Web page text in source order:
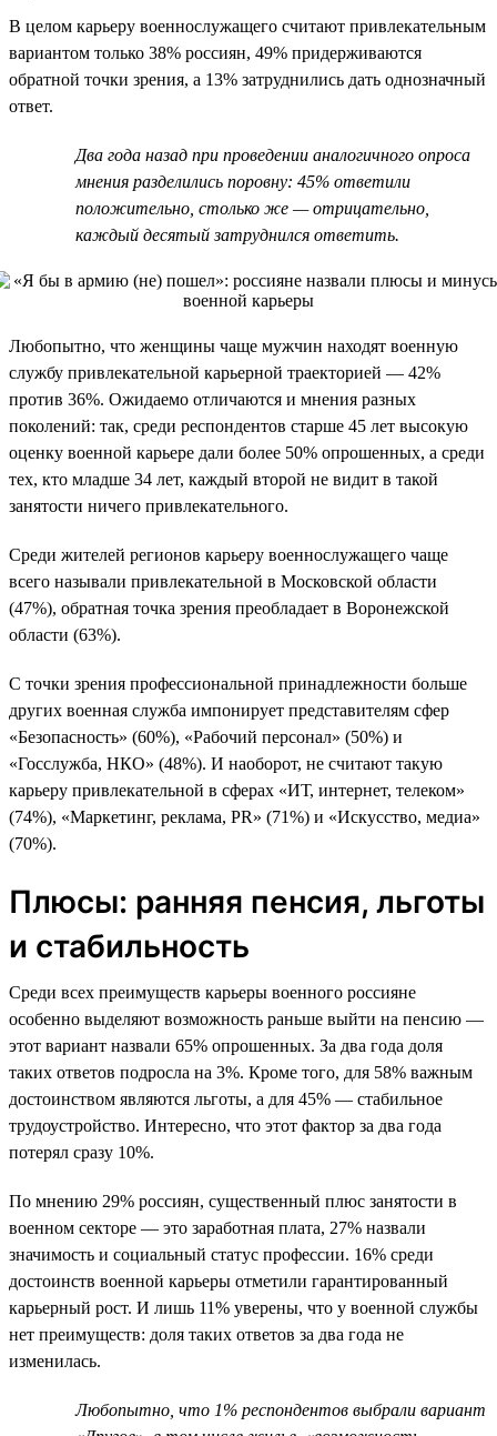
В целом карьеру военнослужащего считают привлекательным
вариантом только 38% россиян, 49% придерживаются
обратной точки зрения, а 13% затруднились дать однозначный
ответ.
Два года назад при проведении аналогичного опроса
мнения разделились поровну: 45% ответили
положительно, столько же — отрицательно,
каждый десятый затруднился ответить.
Любопытно, что женщины чаще мужчин находят военную
службу привлекательной карьерной траекторией — 42%
против 36%. Ожидаемо отличаются и мнения разных
поколений: так, среди респондентов старше 45 лет высокую
оценку военной карьере дали более 50% опрошенных, а среди
тех, кто младше 34 лет, каждый второй не видит в такой
занятости ничего привлекательного.
Среди жителей регионов карьеру военнослужащего чаще
всего называли привлекательной в Московской области
(47%), обратная точка зрения преобладает в Воронежской
области (63%).
С точки зрения профессиональной принадлежности больше
других военная служба импонирует представителям сфер
«Безопасность» (60%), «Рабочий персонал» (50%) и
«Госслужба, НКО» (48%). И наоборот, не считают такую
карьеру привлекательной в сферах «ИТ, интернет, телеком»
(74%), «Маркетинг, реклама, PR» (71%) и «Искусство, медиа»
(70%).
Плюсы: ранняя пенсия, льготы
и стабильность
Среди всех преимуществ карьеры военного россияне
особенно выделяют возможность раньше выйти на пенсию —
этот вариант назвали 65% опрошенных. За два года доля
таких ответов подросла на 3%. Кроме того, для 58% важным
достоинством являются льготы, а для 45% — стабильное
трудоустройство. Интересно, что этот фактор за два года
потерял сразу 10%.
По мнению 29% россиян, существенный плюс занятости в
военном секторе — это заработная плата, 27% назвали
значимость и социальный статус профессии. 16% среди
достоинств военной карьеры отметили гарантированный
карьерный рост. И лишь 11% уверены, что у военной службы
нет преимуществ: доля таких ответов за два года не
изменилась.
Любопытно, что 1% респондентов выбрали вариант